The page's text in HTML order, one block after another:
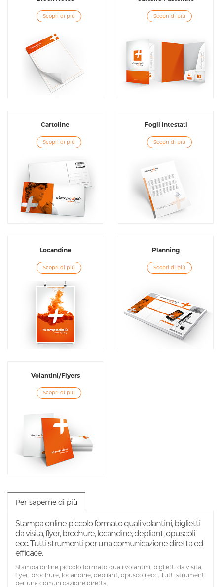
Scopri di più Scopri di più
Cartoline
Scopri di più
Fogli Intestati
Scopri di più
Locandine
Scopri di più
Planning
Scopri di più
Volantini/Flyers
Scopri di più
Per saperne di più
Stampa online piccolo formato quali volantini, biglietti
da visita, flyer, brochure, locandine, depliant, opuscoli
ecc. Tutti strumenti per una comunicazione diretta ed
efficace.
Stampa online piccolo formato quali volantini, biglietti da visita,
flyer, brochure, locandine, depliant, opuscoli ecc. Tutti strumenti
per una comunicazione diretta.